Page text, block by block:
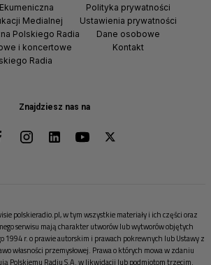
Znajdziesz nas na
Medialnej
Polskiego Radia
i koncertowe
Radia
Polityka prywatności
Ustawienia prywatności
Dane osobowe
Kontakt
polskieradio.pl, w tym wszystkie materiały i ich części oraz
serwisu mają charakter utworów lub wytworów objętych
1994 r. o prawie autorskim i prawach pokrewnych lub Ustawy z
własności przemysłowej. Prawa o których mowa w zdaniu
Polskiemu Radiu S.A. w likwidacji lub podmiotom trzecim.